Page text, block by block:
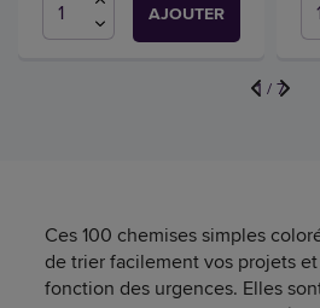
AJOUTER
1 / 7
Ces 100 chemises simples
de trier facilement vos projets
fonction des urgences. Elles